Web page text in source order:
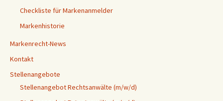
Checkliste für Markenanmelder
Markenhistorie
Markenrecht-News
Kontakt
Stellenangebote
Stellenangebot Rechtsanwälte (m/w/d)